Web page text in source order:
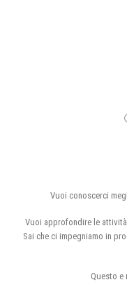
Vuoi conoscerci
Vuoi approfondire le
Sai che ci impegniamo in
Questo e